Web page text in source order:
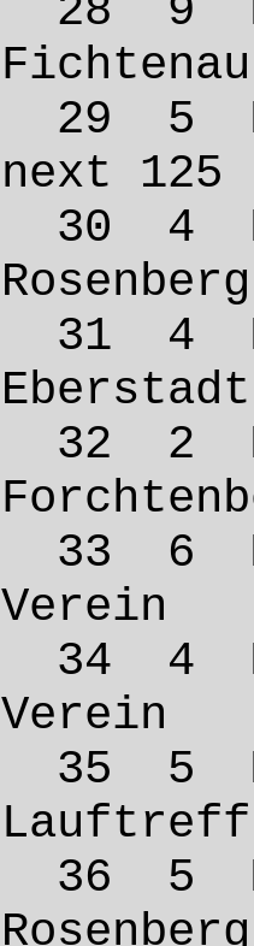
28 9
29 5
next
30 4
31 4
32 2
33 6
34 4
35 5
36 5